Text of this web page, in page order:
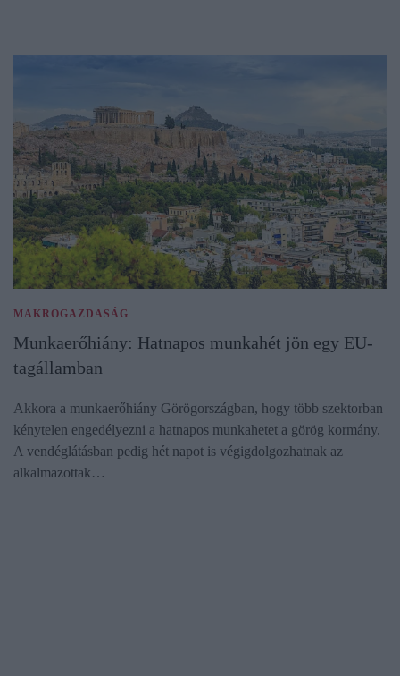
MAKROGAZDASÁG
Munkaerőhiány: Hatnapos munkahét jön egy EU-
tagállamban
Akkora a munkaerőhiány Görögországban, hogy több szektorban
kénytelen engedélyezni a hatnapos munkahetet a görög kormány.
A vendéglátásban pedig hét napot is végigdolgozhatnak az
alkalmazottak…